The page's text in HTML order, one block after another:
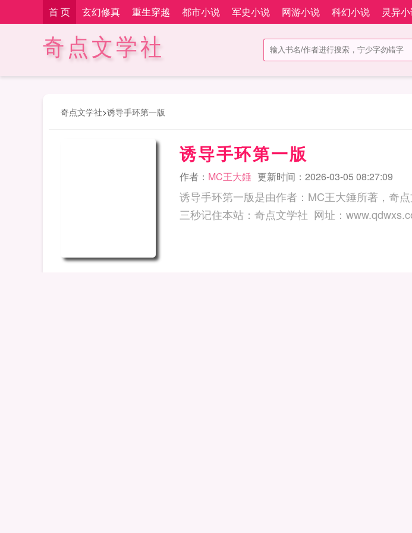
首 页 玄幻修真 重生穿越 都市小说 军史小说 网游小说 科幻小说 灵异
奇点文学社
奇点文学社>诱导手环第一版
诱导手环第一版
作者： MC王大錘 更新时间：2026-03-05 08:27:09
诱导手环第一版是由作者：MC王大錘所著，奇